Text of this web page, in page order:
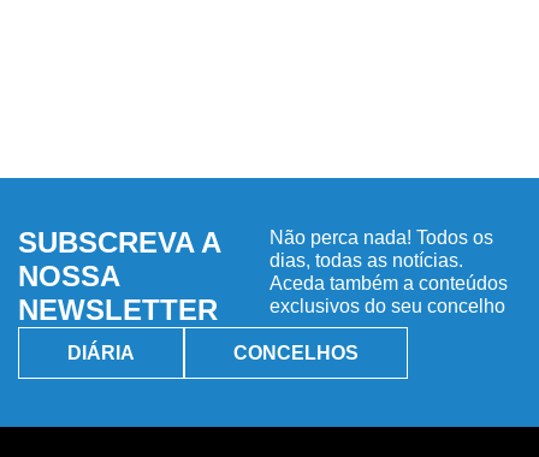
SUBSCREVA A
NOSSA
NEWSLETTER
Não perca nada! Todos os
dias, todas as notícias.
Aceda também a conteúdos
exclusivos do seu concelho
DIÁRIA CONCELHOS